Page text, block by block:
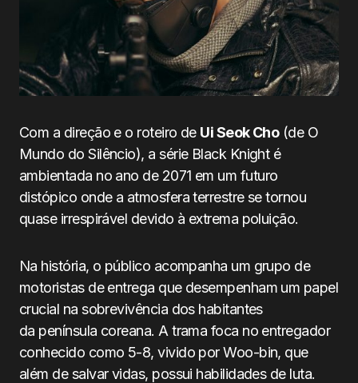
Com a direção e o roteiro de Ui Seok Cho(de O
Mundo do Silêncio), a série Black Knight é
ambientada no ano de 2071 em um futuro
distópico onde a atmosfera terrestre se tornou
quase irrespirável devido à extrema poluição.
Na história, o público acompanha um grupo de
motoristas de entrega que desempenham um papel
crucial na sobrevivência dos habitantes
da península coreana. A trama foca no entregador
conhecido como 5-8, vivido por Woo-bin, que
além de salvar vidas, possui habilidades de luta.